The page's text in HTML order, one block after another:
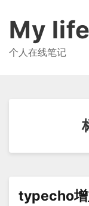
My
个人在线笔记
typecho增